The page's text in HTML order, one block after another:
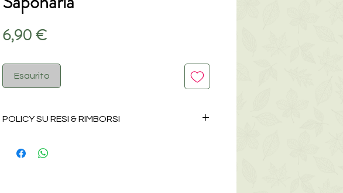
6,90 €Prezzo
Esaurito
POLICY SU RESI & RIMBORSI
resi per alcuna ragione. Tutta l'oggettistica può invece